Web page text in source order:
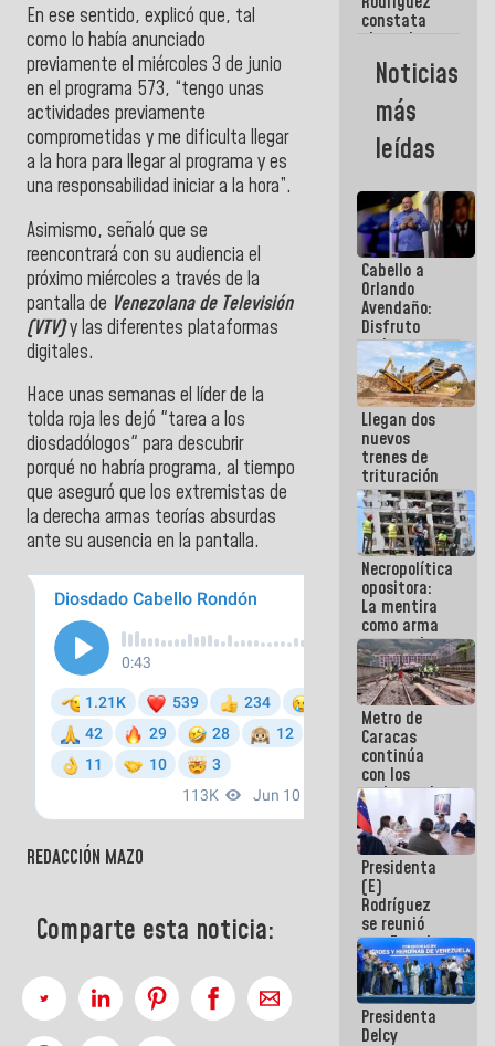
En ese sentido, explicó que, tal
como lo había anunciado
previamente el miércoles 3 de junio
en el programa 573, “tengo unas
actividades previamente
comprometidas y me dificulta llegar
a la hora para llegar al programa y es
una responsabilidad iniciar a la hora”.
Asimismo, señaló que se
reencontrará con su audiencia el
próximo miércoles a través de la
pantalla de Venezolana de Televisión
(VTV)y las diferentes plataformas
digitales.
Hace unas semanas el líder de la
tolda roja les dejó "tarea a los
diosdadólogos" para descubrir
porqué no habría programa, al tiempo
que aseguró que los extremistas de
la derecha armas teorías absurdas
ante su ausencia en la pantalla.
REDACCIÓN MAZO
Comparte esta noticia:
constata
obras de
rehabilitación
de Escuela
Militar de
Mamo en La
Guaira
Noticias
más
leídas
Cabello a
Orlando
Avendaño:
Disfruto
cada vez
que escribes
porque lo
que haces
es
embarrarla
Llegan dos
nuevos
trenes de
trituración
para
optimizar
manejo de
escombros
en La Guaira
Necropolítica
opositora:
La mentira
como arma
contra el
Pueblo
Metro de
Caracas
continúa
con los
trabajos de
mantenimiento
e inspección
en la Línea 2
Presidenta
(E)
Rodríguez
se reunió
con Estado
Mayor
Eléctrico
para
abordar
planes de
Presidenta
Delcy